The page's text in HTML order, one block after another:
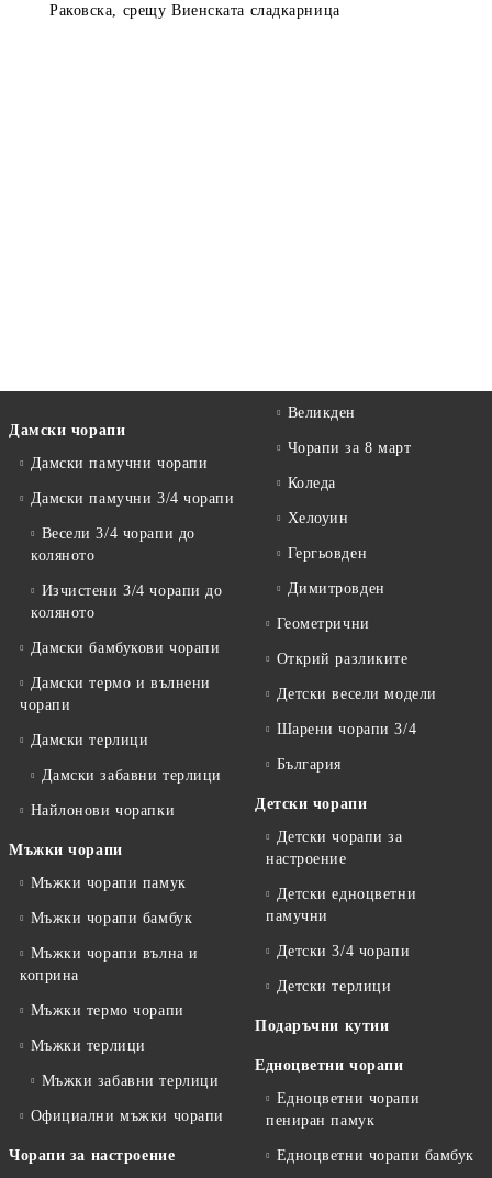
Раковска, срещу Виенската сладкарница
Дамски чорапи
Дамски памучни чорапи
Дамски памучни 3/4 чорапи
Весели 3/4 чорапи до
коляното
Изчистени 3/4 чорапи до
коляното
Дамски бамбукови чорапи
Дамски термо и вълнени
чорапи
Дамски терлици
Дамски забавни терлици
Найлонови чорапки
Мъжки чорапи
Мъжки чорапи памук
Мъжки чорапи бамбук
Мъжки чорапи вълна и
коприна
Мъжки термо чорапи
Мъжки терлици
Мъжки забавни терлици
Официални мъжки чорапи
Чорапи за настроение
Великден
Чорапи за 8 март
Коледа
Хелоуин
Гергьовден
Димитровден
Геометрични
Открий разликите
Детски весели модели
Шарени чорапи 3/4
България
Детски чорапи
Детски чорапи за
настроение
Детски едноцветни
памучни
Детски 3/4 чорапи
Детски терлици
Подаръчни кутии
Едноцветни чорапи
Едноцветни чорапи
пениран памук
Едноцветни чорапи бамбук